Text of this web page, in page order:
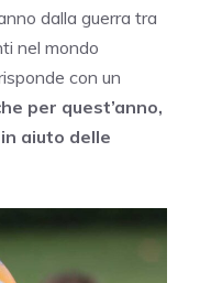
dalla guerra tra
nel mondo
con un
per quest’anno,
aiuto delle